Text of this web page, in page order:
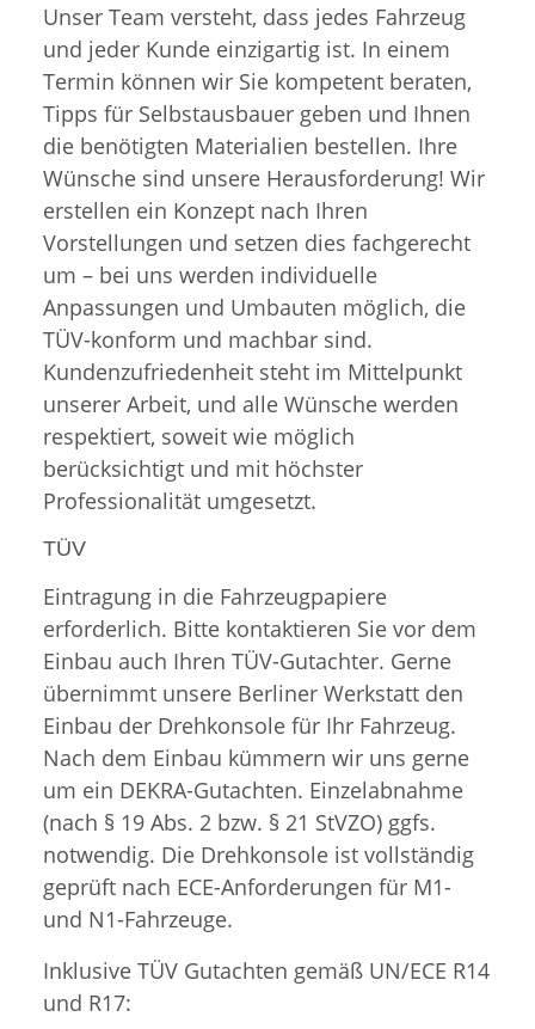
Unser Team versteht, dass jedes Fahrzeug
und jeder Kunde einzigartig ist. In einem
Termin können wir Sie kompetent beraten,
Tipps für Selbstausbauer geben und Ihnen
die benötigten Materialien bestellen. Ihre
Wünsche sind unsere Herausforderung! Wir
erstellen ein Konzept nach Ihren
Vorstellungen und setzen dies fachgerecht
um – bei uns werden individuelle
Anpassungen und Umbauten möglich, die
TÜV-konform und machbar sind.
Kundenzufriedenheit steht im Mittelpunkt
unserer Arbeit, und alle Wünsche werden
respektiert, soweit wie möglich
berücksichtigt und mit höchster
Professionalität umgesetzt.
TÜV
Eintragung in die Fahrzeugpapiere
erforderlich. Bitte kontaktieren Sie vor dem
Einbau auch Ihren TÜV-Gutachter. Gerne
übernimmt unsere Berliner Werkstatt den
Einbau der Drehkonsole für Ihr Fahrzeug.
Nach dem Einbau kümmern wir uns gerne
um ein DEKRA-Gutachten. Einzelabnahme
(nach § 19 Abs. 2 bzw. § 21 StVZO) ggfs.
notwendig. Die Drehkonsole ist vollständig
geprüft nach ECE-Anforderungen für M1-
und N1-Fahrzeuge.
Inklusive TÜV Gutachten gemäß UN/ECE R14
und R17: